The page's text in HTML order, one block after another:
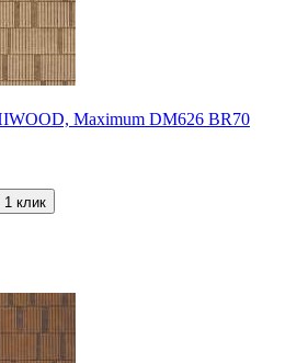
Maximum DM626 BR70
1 клик